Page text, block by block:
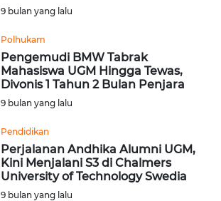
9 bulan yang lalu
Polhukam
Pengemudi BMW Tabrak
Mahasiswa UGM Hingga Tewas,
Divonis 1 Tahun 2 Bulan Penjara
9 bulan yang lalu
Pendidikan
Perjalanan Andhika Alumni UGM,
Kini Menjalani S3 di Chalmers
University of Technology Swedia
9 bulan yang lalu